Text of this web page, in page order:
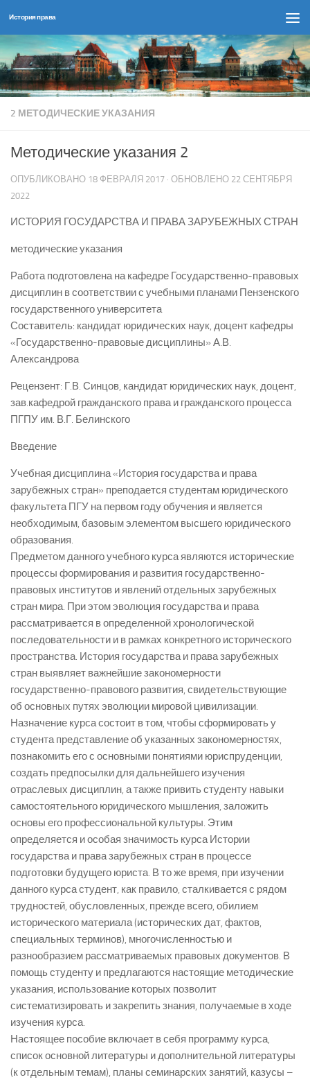
Перейти к содержимому
История права
2 МЕТОДИЧЕСКИЕ УКАЗАНИЯ
Методические указания 2
ОПУБЛИКОВАНО 18 ФЕВРАЛЯ 2017 · ОБНОВЛЕНО 22 СЕНТЯБРЯ
2022
ИСТОРИЯ ГОСУДАРСТВА И ПРАВА ЗАРУБЕЖНЫХ СТРАН
методические указания
Работа подготовлена на кафедре Государственно-правовых
дисциплин в соответствии с учебными планами Пензенского
государственного университета
Составитель: кандидат юридических наук, доцент кафедры
«Государственно-правовые дисциплины» А.В.
Александрова
Рецензент: Г.В. Синцов, кандидат юридических наук, доцент,
зав.кафедрой гражданского права и гражданского процесса
ПГПУ им. В.Г. Белинского
Введение
Учебная дисциплина «История государства и права
зарубежных стран» преподается студентам юридического
факультета ПГУ на первом году обучения и является
необходимым, базовым элементом высшего юридического
образования.
Предметом данного учебного курса являются исторические
процессы формирования и развития государственно-
правовых институтов и явлений отдельных зарубежных
стран мира. При этом эволюция государства и права
рассматривается в определенной хронологической
последовательности и в рамках конкретного исторического
пространства. История государства и права зарубежных
стран выявляет важнейшие закономерности
государственно-правового развития, свидетельствующие
об основных путях эволюции мировой цивилизации.
Назначение курса состоит в том, чтобы сформировать у
студента представление об указанных закономерностях,
познакомить его с основными понятиями юриспруденции,
создать предпосылки для дальнейшего изучения
отраслевых дисциплин, а также привить студенту навыки
самостоятельного юридического мышления, заложить
основы его профессиональной культуры. Этим
определяется и особая значимость курса Истории
государства и права зарубежных стран в процессе
подготовки будущего юриста. В то же время, при изучении
данного курса студент, как правило, сталкивается с рядом
трудностей, обусловленных, прежде всего, обилием
исторического материала (исторических дат, фактов,
специальных терминов), многочисленностью и
разнообразием рассматриваемых правовых документов. В
помощь студенту и предлагаются настоящие методические
указания, использование которых позволит
систематизировать и закрепить знания, получаемые в ходе
изучения курса.
Настоящее пособие включает в себя программу курса,
список основной литературы и дополнительной литературы
(к отдельным темам), планы семинарских занятий, казусы –